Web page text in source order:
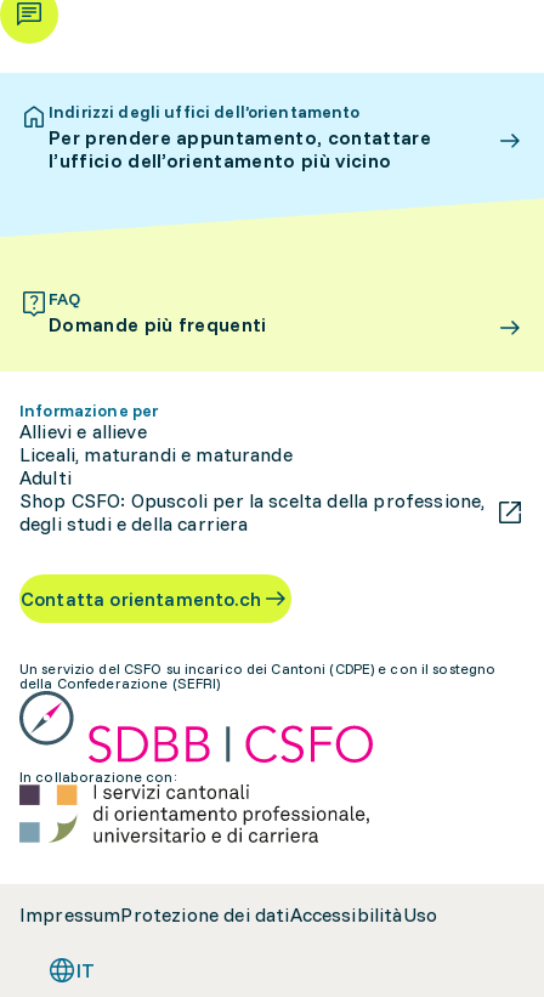
Indirizzi degli uffici dell’orientamento
Per prendere appuntamento, contattare
l’ufficio dell’orientamento più vicino
FAQ
Domande più frequenti
Informazione per
Allievi e allieve
Liceali, maturandi e maturande
Adulti
Shop CSFO: Opuscoli per la scelta della professione,
degli studi e della carriera
Contatta orientamento.ch
Un servizio del CSFO su incarico dei Cantoni (CDPE) e con il sostegno
della Confederazione (SEFRI)
In collaborazione con:
ImpressumProtezione dei datiAccessibilitàUso
IT